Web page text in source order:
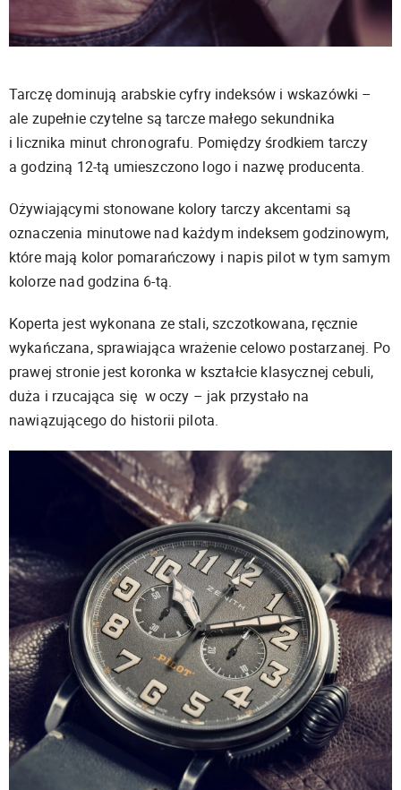
Tarczę dominują arabskie cyfry indeksów i wskazówki –
ale zupełnie czytelne są tarcze małego sekundnika
i licznika minut chronografu. Pomiędzy środkiem tarczy
a godziną 12-tą umieszczono logo i nazwę producenta.
Ożywiającymi stonowane kolory tarczy akcentami są
oznaczenia minutowe nad każdym indeksem godzinowym,
które mają kolor pomarańczowy i napis pilot w tym samym
kolorze nad godzina 6-tą.
Koperta jest wykonana ze stali, szczotkowana, ręcznie
wykańczana, sprawiająca wrażenie celowo postarzanej. Po
prawej stronie jest koronka w kształcie klasycznej cebuli,
duża i rzucająca się w oczy – jak przystało na
nawiązującego do historii pilota.